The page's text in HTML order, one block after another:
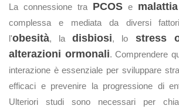
La connessione tra PCOS e
complessa e mediata da diversi
l'obesità, ladisbiosi, lo stress
alterazioni ormonali. Comprendere
interazione è essenziale per sviluppare
efficaci e prevenire la progressione di
Ulteriori studi sono necessari per